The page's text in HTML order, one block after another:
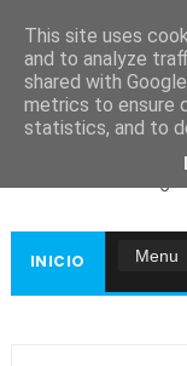
INICIO
This site uses
and to analyze
shared with
metrics to ensure
statistics, and to